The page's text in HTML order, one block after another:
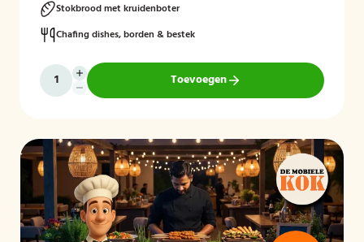
Stokbrood met kruidenboter
Chafing dishes, borden & bestek
Toevoegen